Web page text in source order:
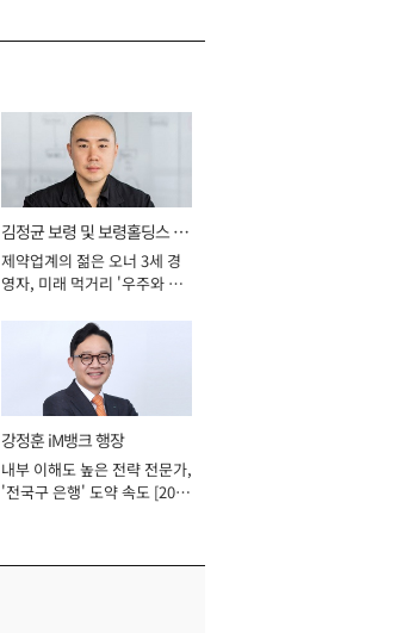
김정균 보령 및 보령홀딩스 대
표이사 사장
제약업계의 젊은 오너 3세 경
영자, 미래 먹거리 '우주와 헬
강정훈 iM뱅크 행장
내부 이해도 높은 전략 전문가,
'전국구 은행' 도약 속도 [2026